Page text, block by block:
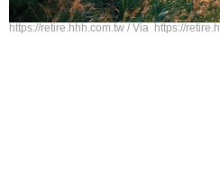
https://retire.hhh.com.tw / Via https://